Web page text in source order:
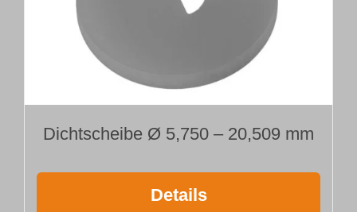
Dichtscheibe Ø 5,750 – 20,509 mm
Details